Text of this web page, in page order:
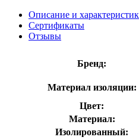
Описание и
Сертификаты
Отзывы
Бренд:
Материал изоляции:
Цвет:
Материал:
Изолированный: